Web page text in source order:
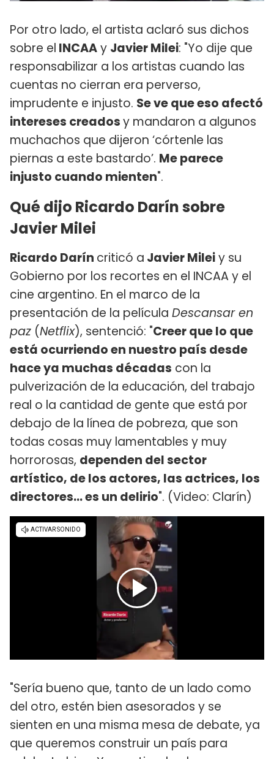
Por otro lado, el artista aclaró sus dichos
sobre el INCAAy Javier Milei: "Yo dije que
responsabilizar a los artistas cuando las
cuentas no cierran era perverso,
imprudente e injusto. Se ve que eso afectó
intereses creadosy mandaron a algunos
muchachos que dijeron ‘córtenle las
piernas a este bastardo’. Me parece
injusto cuando mienten".
Qué dijo Ricardo Darín sobre
Javier Milei
Ricardo Darín criticó a Javier Mileiy su
Gobierno por los recortes en el INCAA y el
cine argentino. En el marco de la
presentación de la película Descansar en
paz (Netflix), sentenció: "Creer que lo que
está ocurriendo en nuestro país desde
hace ya muchas décadas con la
pulverización de la educación, del trabajo
real o la cantidad de gente que está por
debajo de la línea de pobreza, que son
todas cosas muy lamentables y muy
horrorosas, dependen del sector
artístico, de los actores, las actrices, los
directores... es un delirio". (Video: Clarín)
"Sería bueno que, tanto de un lado como
del otro, estén bien asesorados y se
sienten en una misma mesa de debate, ya
que queremos construir un país para